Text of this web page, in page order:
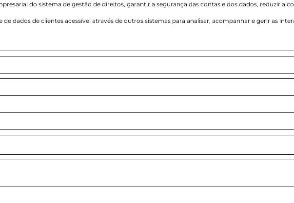
do sistema de gestão de direitos, garantir a segurança das contas e dos dados, reduzir a
de dados de clientes acessível através de outros sistemas para analisar, acompanhar e gerir as